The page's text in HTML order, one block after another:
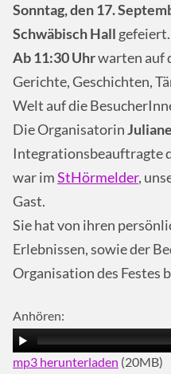
Sonntag, den 17.
Schwäbisch Hall gefeiert.
Ab 11:30 Uhrwarten auf
Gerichte, Geschichten,
Welt auf die
Die Organisatorin
Integrationsbeauftragte
war imStHörmelder,
Gast.
Sie hat von ihren
Erlebnissen, sowie der
Organisation des Festes
Anhören:
mp3 herunterladen (20MB)